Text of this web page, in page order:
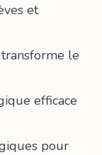
et
le
efficace
pour